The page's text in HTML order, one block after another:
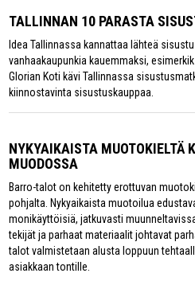
TALLINNAN 10 PARASTA
Idea Tallinnassa kannattaa lähteä
vanhaakaupunkia kauemmaksi,
Glorian Koti kävi Tallinnassa
kiinnostavinta sisustuskauppaa.
NYKYAIKAISTA MUOTOKIELTÄ
MUODOSSA
Barro-talot on kehitetty erottuvan
pohjalta. Nykyaikaista muotoilua
monikäyttöisiä, jatkuvasti
tekijät ja parhaat materiaalit johtavat
talot valmistetaan alusta loppuun
asiakkaan tontille.